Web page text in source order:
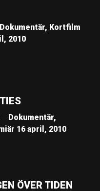
Dokumentär, Kortfilm
2010
Dokumentär,
16 april, 2010
ÖVER TIDEN